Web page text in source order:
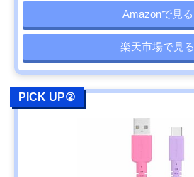
Amazonで見る
楽天市場で見る
PICK UP②